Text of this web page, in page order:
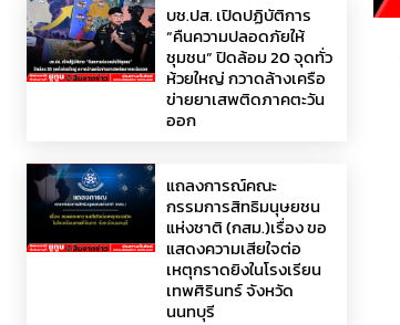
บช.ปส. เปิดปฏิบัติการ
“คืนความปลอดภัยให้
ชุมชน” ปิดล้อม 20 จุดทั่ว
ห้วยใหญ่ กวาดล้างเครือ
ข่ายยาเสพติดภาคตะวัน
ออก
แถลงการณ์คณะ
กรรมการสิทธิมนุษยชน
แห่งชาติ (กสม.)เรื่อง ขอ
แสดงความเสียใจต่อ
เหตุกราดยิงในโรงเรียน
เทพศิรินทร์ จังหวัด
นนทบุรี